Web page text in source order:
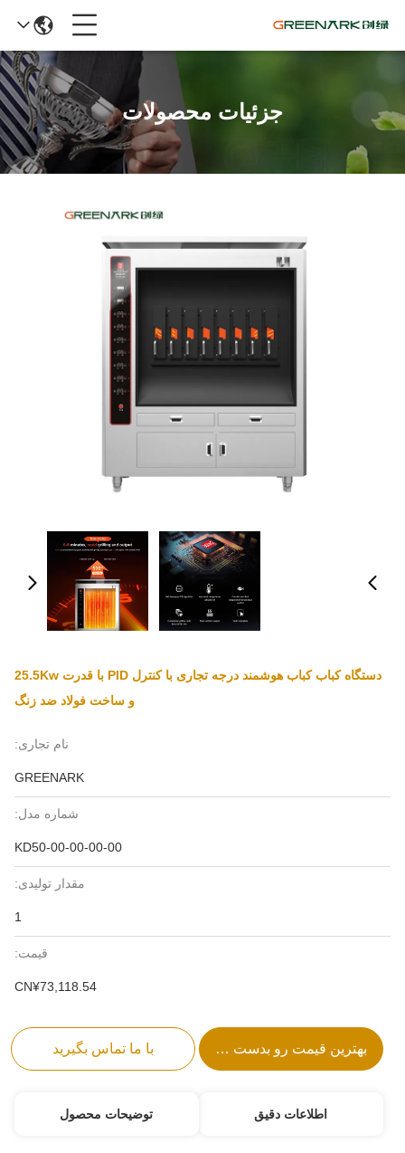
جزئیات محصولات
دستگاه کباب کباب هوشمند درجه تجاری با کنترل PID با قدرت 25.5Kw
و ساخت فولاد ضد زنگ
نام تجاری:
GREENARK
شماره مدل:
KD50-00-00-00-00
مقدار تولیدی:
1
قیمت:
CN¥73,118.54
بهترین قیمت رو بدست بیار با ما تماس بگیرید
اطلاعات دقیق توضیحات محصول